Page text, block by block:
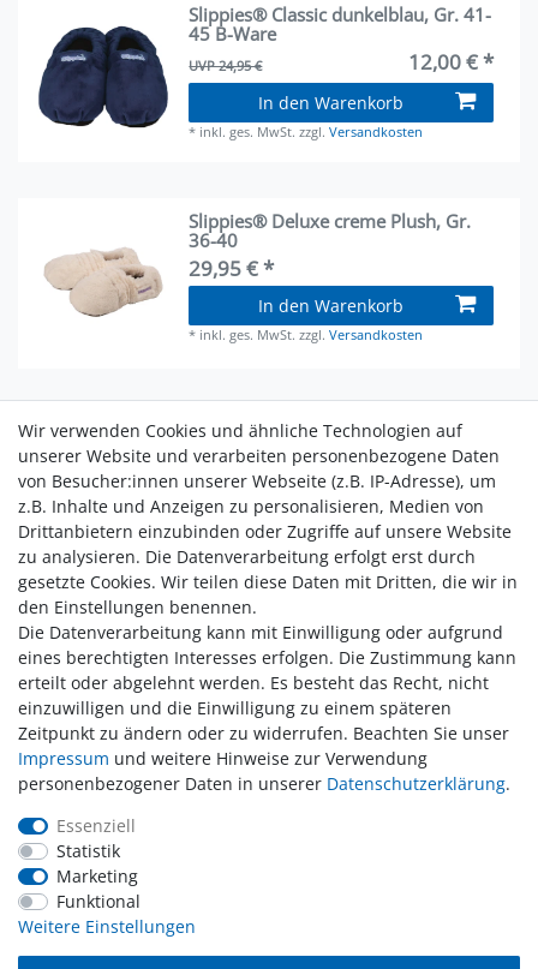
Slippies® Classic dunkelblau, Gr. 41-
45 B-Ware
UVP 24,95 € 12,00 € *
In den Warenkorb
* inkl. ges. MwSt. zzgl.Versandkosten
Slippies® Deluxe creme Plush, Gr.
36-40
29,95 € *
In den Warenkorb
* inkl. ges. MwSt. zzgl.Versandkosten
Slippies® Deluxe creme Plush, Gr.
36-40 B-Ware
UVP 29,95 € 15,00 € *
In den Warenkorb
zzgl.
Zahlung
Versand
Daten­schutz­erklärung
AGB
Hinweis zur Batterieentsorgung
Erklärung zur Barrierefreiheit
Kontakt
Wir verwenden Cookies und ähnliche Technologien auf
unserer Website und verarbeiten personenbezogene Daten
von Besucher:innen unserer Webseite (z.B. IP-Adresse), um
z.B. Inhalte und Anzeigen zu personalisieren, Medien von
Drittanbietern einzubinden oder Zugriffe auf unsere Website
zu analysieren. Die Datenverarbeitung erfolgt erst durch
gesetzte Cookies. Wir teilen diese Daten mit Dritten, die wir in
den Einstellungen benennen.
Die Datenverarbeitung kann mit Einwilligung oder aufgrund
eines berechtigten Interesses erfolgen. Die Zustimmung kann
erteilt oder abgelehnt werden. Es besteht das Recht, nicht
einzuwilligen und die Einwilligung zu einem späteren
Zeitpunkt zu ändern oder zu widerrufen. Beachten Sie unser
Impressum und weitere Hinweise zur Verwendung
personenbezogener Daten in unserer Daten­schutz­erklärung.
Essenziell
Statistik
Marketing
Funktional
Weitere Einstellungen